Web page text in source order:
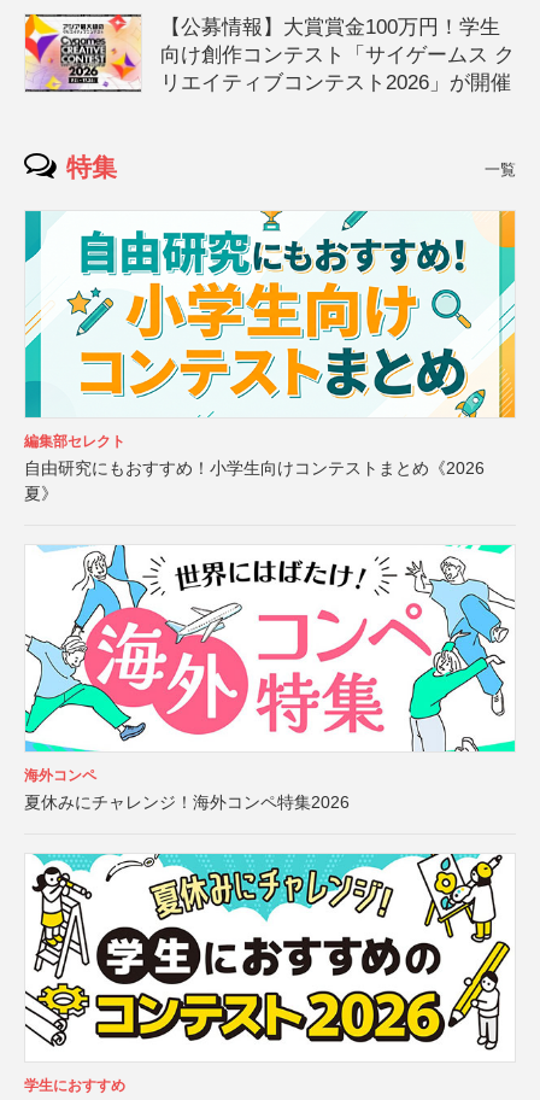
【公募情報】大賞賞金100万円！学生
向け創作コンテスト「サイゲームス ク
リエイティブコンテスト2026」が開催
特集 一覧
編集部セレクト
自由研究にもおすすめ！小学生向けコンテストまとめ《2026
夏》
海外コンペ
夏休みにチャレンジ！海外コンペ特集2026
学生におすすめ